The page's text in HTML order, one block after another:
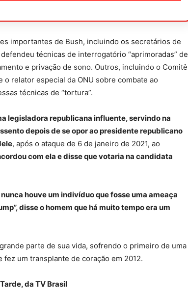
importantes de Bush, incluindo os secretários de
técnicas de interrogatório “aprimoradas” de
e privação de sono. Outros, incluindo o Comitê
relator especial da ONU sobre combate ao
técnicas de “tortura”.
legisladora republicana influente, servindo na
depois de se opor ao presidente republicano
, após o ataque de 6 de janeiro de 2021, ao
com ela e disse que votaria na candidata
houve um indivíduo que fosse uma ameaça
disse o homem que há muito tempo era um
parte de sua vida, sofrendo o primeiro de uma
um transplante de coração em 2012.
da TV Brasil